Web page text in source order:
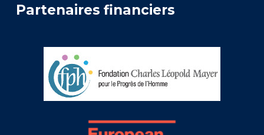
Partenaires financiers